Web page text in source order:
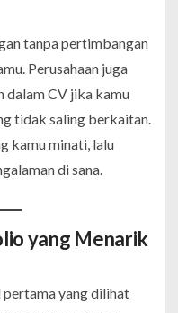
tanpa pertimbangan
Perusahaan juga
dalam CV jika kamu
tidak saling berkaitan.
kamu minati, lalu
di sana.
yang Menarik
pertama yang dilihat